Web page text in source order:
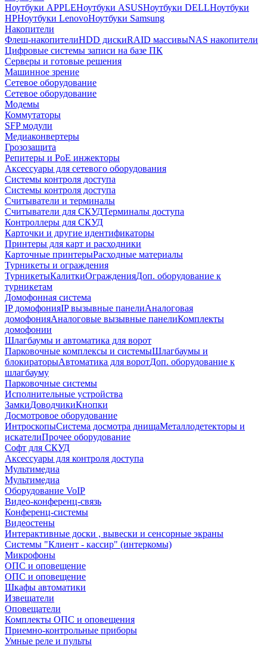
Ноутбуки APPLEНоутбуки ASUSНоутбуки DELLНоутбуки
HPНоутбуки LenovoНоутбуки Samsung
Накопители
Флеш-накопителиHDD дискиRAID массивыNAS накопители
Цифровые системы записи на базе ПК
Серверы и готовые решения
Машинное зрение
Сетевое оборудование
Сетевое оборудование
Модемы
Коммутаторы
SFP модули
Медиаконвертеры
Грозозащита
Репитеры и PoE инжекторы
Аксессуары для сетевого оборудования
Системы контроля доступа
Системы контроля доступа
Считыватели и терминалы
Считыватели для СКУДТерминалы доступа
Контроллеры для СКУД
Карточки и другие идентификаторы
Принтеры для карт и расходники
Карточные принтерыРасходные материалы
Турникеты и ограждения
ТурникетыКалиткиОгражденияДоп. оборудование к
турникетам
Домофонная система
IP домофонияIP вызывные панелиАналоговая
домофонияАналоговые вызывные панелиКомплекты
домофонии
Шлагбаумы и автоматика для ворот
Парковочные комплексы и системыШлагбаумы и
блокираторыАвтоматика для воротДоп. оборудование к
шлагбауму
Парковочные системы
Исполнительные устройства
ЗамкиДоводчикиКнопки
Досмотровое оборудование
ИнтроскопыСистема досмотра днищаМеталлодетекторы и
искателиПрочее оборудование
Софт для СКУД
Аксессуары для контроля доступа
Мультимедиа
Мультимедиа
Оборудование VoIP
Видео-конференц-связь
Конференц-системы
Видеостены
Интерактивные доски , вывески и сенсорные экраны
Системы "Клиент - кассир" (интеркомы)
Микрофоны
ОПС и оповещение
ОПС и оповещение
Шкафы автоматики
Извещатели
Оповещатели
Комплекты ОПС и оповещения
Приемно-контрольные приборы
Умные реле и пульты